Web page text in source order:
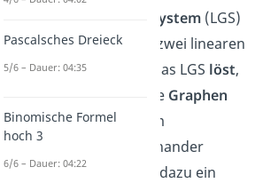
lineares Gleichungssystem(LGS)
besteht aus mindestens zwei linearen
Gleichungen. Indem du das LGS löst,
findest du heraus, wie die Graphen
der Gleichungen in einem
Koordinatensystem zueinander
stehen. Schauen wir uns dazu ein
Pascalsches Dreieck
5/6 – Dauer: 04:35
Binomische Formel
hoch 3
6/6 – Dauer: 04:22